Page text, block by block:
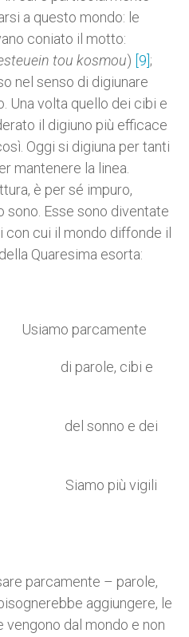
a questo mondo: le
coniato il motto:
tou kosmou) [9] ;
nel senso di digiunare
Una volta quello dei cibi e
il digiuno più efficace
Oggi si digiuna per tanti
mantenere la linea.
è per sé impuro,
Esse sono diventate
cui il mondo diffonde il
Quaresima esorta:
parcamente
di parole, cibi e
del sonno e dei
Siamo più vigili
parcamente – parole,
aggiungere, le
vengono dal mondo e non